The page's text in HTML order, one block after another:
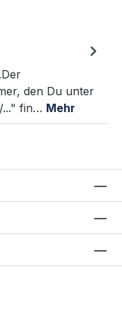
den Du unter
..." fin… Mehr